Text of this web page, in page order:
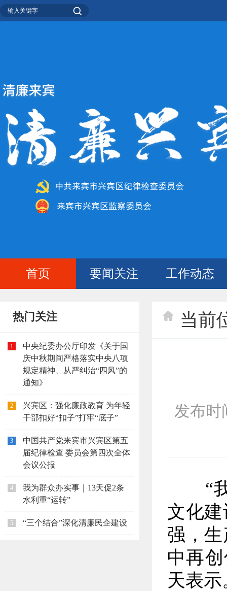
首页 要闻关注 工作动态
热门关注
1
中央纪委办公厅印发《关于国
庆中秋期间严格落实中央八项
规定精神、从严纠治“四风”的
通知》
2
兴宾区：强化廉政教育 为年轻
干部扣好“扣子”打牢“底子”
3
中国共产党来宾市兴宾区第五
届纪律检查 委员会第四次全体
会议公报
4
我为群众办实事｜13天促2条
水利重“运转”
5 “三个结合”深化清廉民企建设
当前
发布时
“我
文化
强，
中再
天表示